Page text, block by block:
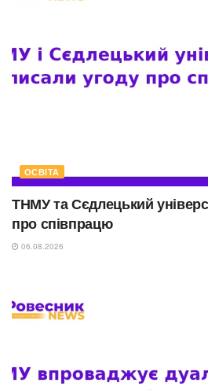
ОСВІТА
ТНМУ та Сєдлецький
про співпрацю
06.08.2026